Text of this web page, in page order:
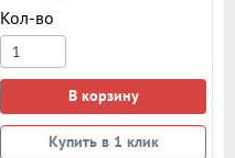
Кол-во
В корзину
Купить в 1 клик